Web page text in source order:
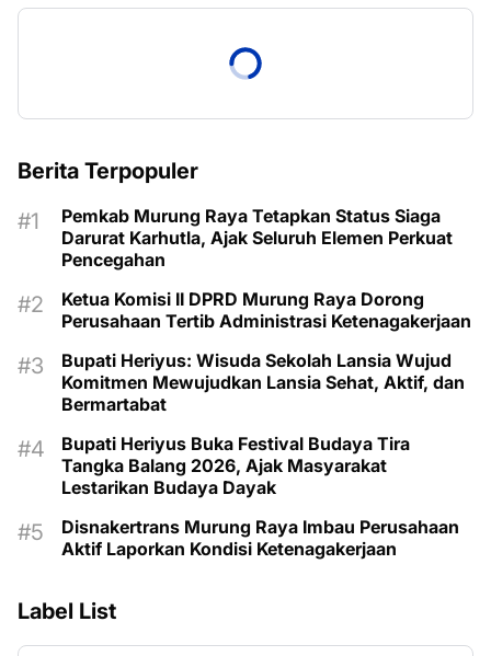
Berita Terpopuler
Pemkab Murung Raya Tetapkan Status Siaga
Darurat Karhutla, Ajak Seluruh Elemen Perkuat
Pencegahan
Ketua Komisi II DPRD Murung Raya Dorong
Perusahaan Tertib Administrasi Ketenagakerjaan
Bupati Heriyus: Wisuda Sekolah Lansia Wujud
Komitmen Mewujudkan Lansia Sehat, Aktif, dan
Bermartabat
Bupati Heriyus Buka Festival Budaya Tira
Tangka Balang 2026, Ajak Masyarakat
Lestarikan Budaya Dayak
Disnakertrans Murung Raya Imbau Perusahaan
Aktif Laporkan Kondisi Ketenagakerjaan
Label List